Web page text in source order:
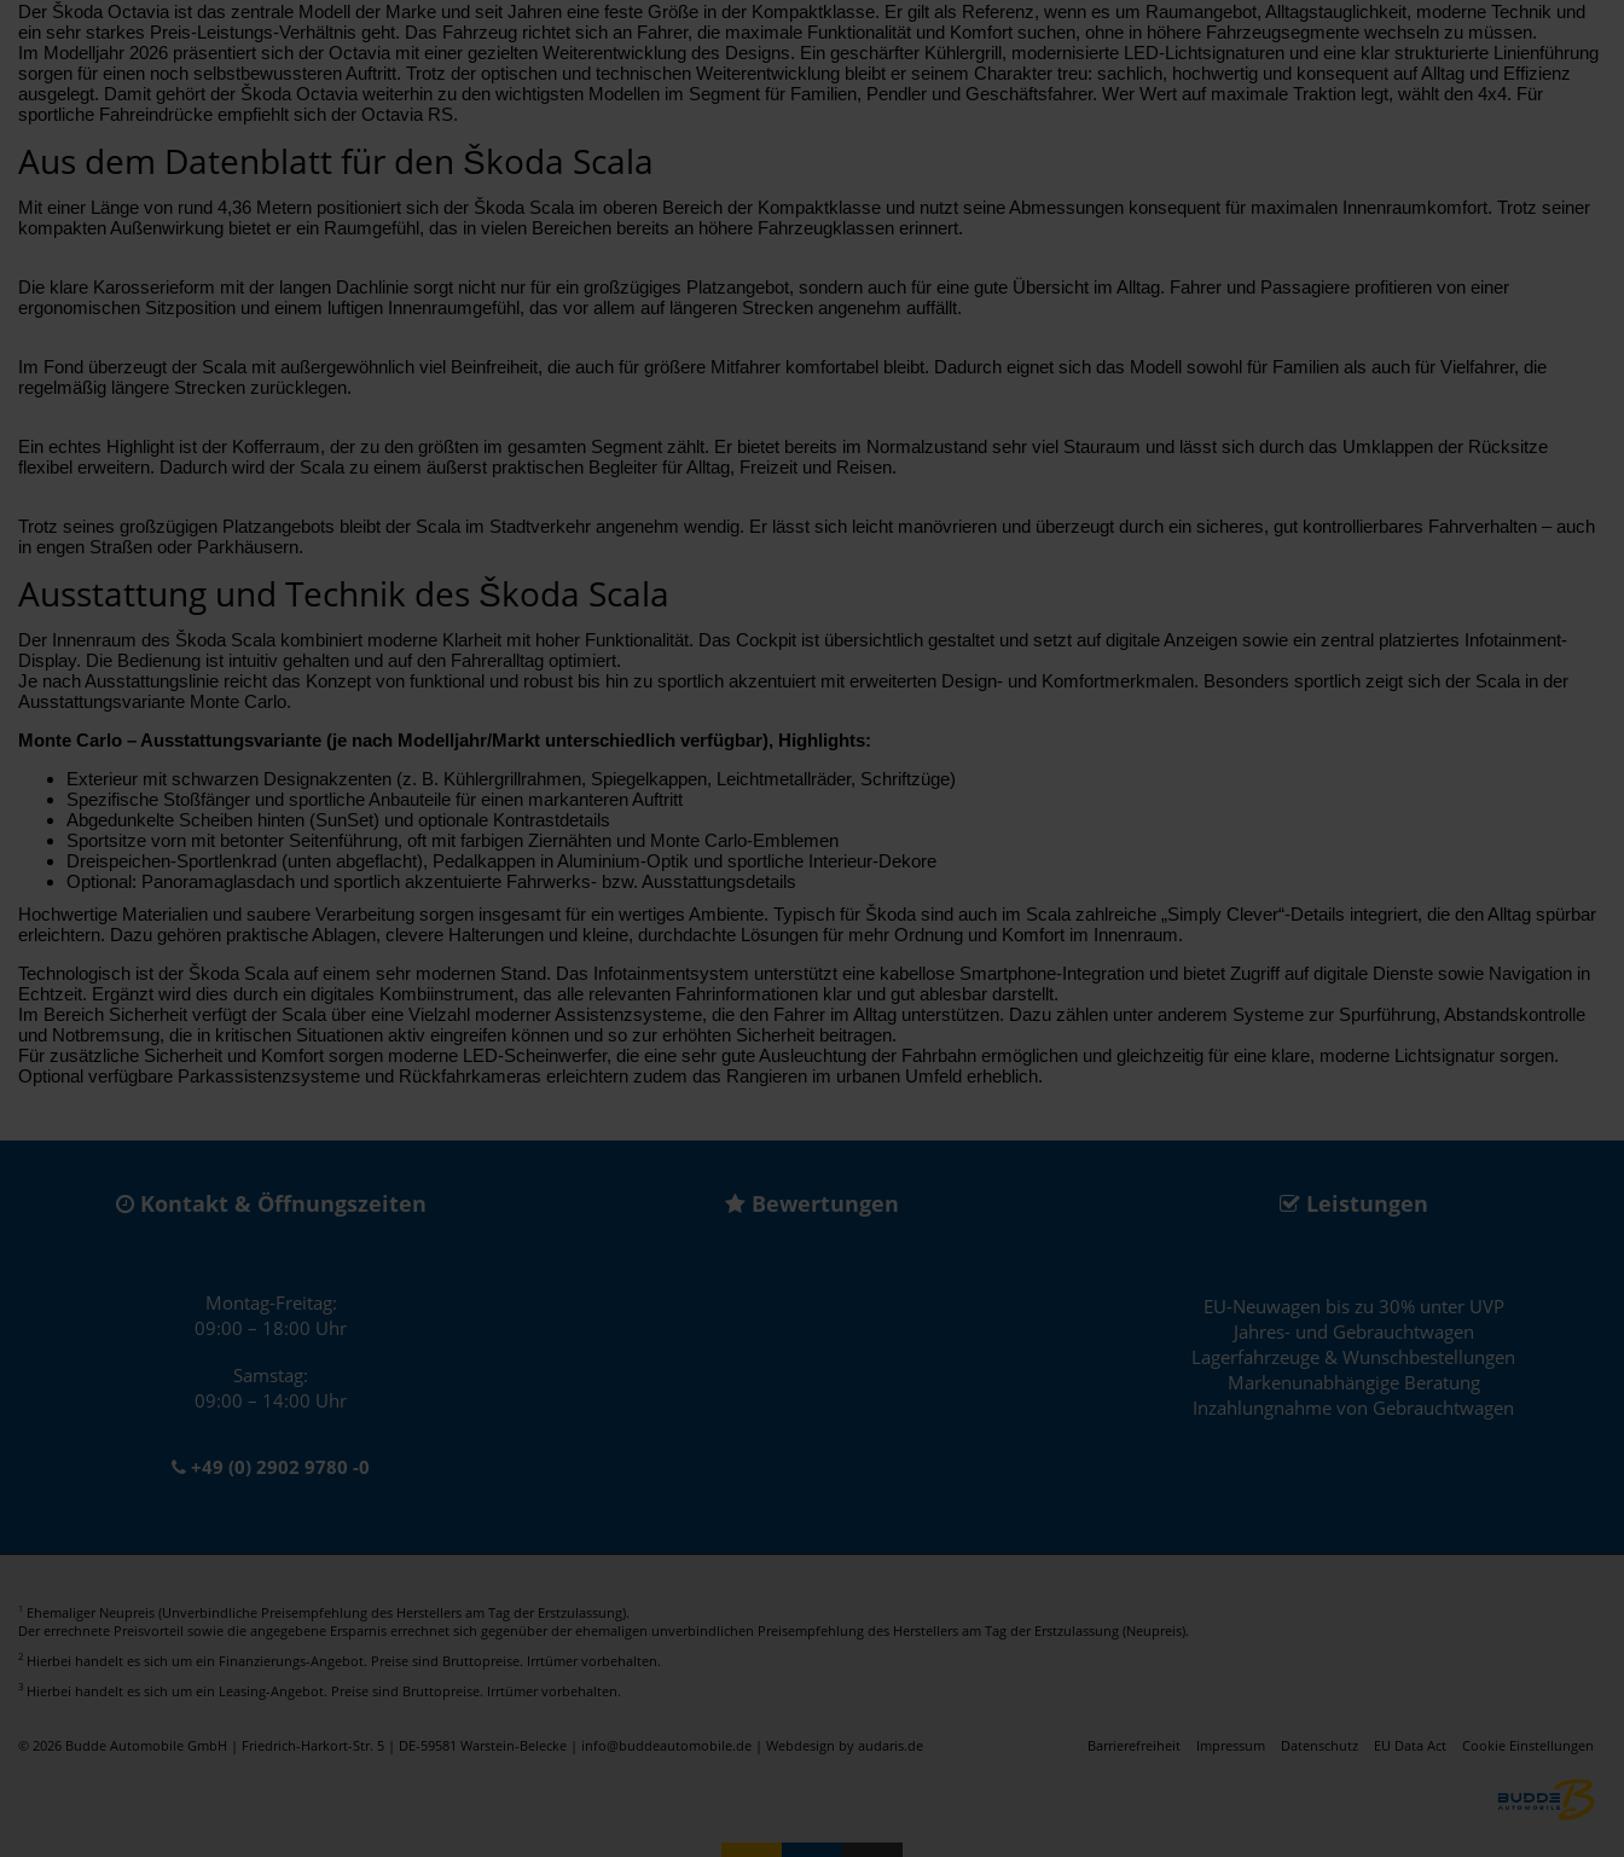
Der Škoda Octavia ist das zentrale Modell der Marke und seit Jahren eine feste Größe in der Kompaktklasse. Er gilt als Referenz, wenn es um Raumangebot, Alltagstauglichkeit, moderne Technik und
ein sehr starkes Preis-Leistungs-Verhältnis geht. Das Fahrzeug richtet sich an Fahrer, die maximale Funktionalität und Komfort suchen, ohne in höhere Fahrzeugsegmente wechseln zu müssen.
Im Modelljahr 2026 präsentiert sich der Octavia mit einer gezielten Weiterentwicklung des Designs. Ein geschärfter Kühlergrill, modernisierte LED-Lichtsignaturen und eine klar strukturierte Linienführung
sorgen für einen noch selbstbewussteren Auftritt. Trotz der optischen und technischen Weiterentwicklung bleibt er seinem Charakter treu: sachlich, hochwertig und konsequent auf Alltag und Effizienz
ausgelegt. Damit gehört der Škoda Octavia weiterhin zu den wichtigsten Modellen im Segment für Familien, Pendler und Geschäftsfahrer. Wer Wert auf maximale Traktion legt, wählt den 4x4. Für
sportliche Fahreindrücke empfiehlt sich der Octavia RS.
Aus dem Datenblatt für den Škoda Scala
Mit einer Länge von rund 4,36 Metern positioniert sich der Škoda Scala im oberen Bereich der Kompaktklasse und nutzt seine Abmessungen konsequent für maximalen Innenraumkomfort. Trotz seiner
kompakten Außenwirkung bietet er ein Raumgefühl, das in vielen Bereichen bereits an höhere Fahrzeugklassen erinnert.
Die klare Karosserieform mit der langen Dachlinie sorgt nicht nur für ein großzügiges Platzangebot, sondern auch für eine gute Übersicht im Alltag. Fahrer und Passagiere profitieren von einer
ergonomischen Sitzposition und einem luftigen Innenraumgefühl, das vor allem auf längeren Strecken angenehm auffällt.
Im Fond überzeugt der Scala mit außergewöhnlich viel Beinfreiheit, die auch für größere Mitfahrer komfortabel bleibt. Dadurch eignet sich das Modell sowohl für Familien als auch für Vielfahrer, die
regelmäßig längere Strecken zurücklegen.
Ein echtes Highlight ist der Kofferraum, der zu den größten im gesamten Segment zählt. Er bietet bereits im Normalzustand sehr viel Stauraum und lässt sich durch das Umklappen der Rücksitze
flexibel erweitern. Dadurch wird der Scala zu einem äußerst praktischen Begleiter für Alltag, Freizeit und Reisen.
Trotz seines großzügigen Platzangebots bleibt der Scala im Stadtverkehr angenehm wendig. Er lässt sich leicht manövrieren und überzeugt durch ein sicheres, gut kontrollierbares Fahrverhalten – auch
in engen Straßen oder Parkhäusern.
Ausstattung und Technik des Škoda Scala
Der Innenraum des Škoda Scala kombiniert moderne Klarheit mit hoher Funktionalität. Das Cockpit ist übersichtlich gestaltet und setzt auf digitale Anzeigen sowie ein zentral platziertes Infotainment-
Display. Die Bedienung ist intuitiv gehalten und auf den Fahreralltag optimiert.
Je nach Ausstattungslinie reicht das Konzept von funktional und robust bis hin zu sportlich akzentuiert mit erweiterten Design- und Komfortmerkmalen. Besonders sportlich zeigt sich der Scala in der
Ausstattungsvariante Monte Carlo.
Monte Carlo – Ausstattungsvariante (je nach Modelljahr/Markt unterschiedlich verfügbar), Highlights:
Exterieur mit schwarzen Designakzenten (z. B. Kühlergrillrahmen, Spiegelkappen, Leichtmetallräder, Schriftzüge)
Spezifische Stoßfänger und sportliche Anbauteile für einen markanteren Auftritt
Abgedunkelte Scheiben hinten (SunSet) und optionale Kontrastdetails
Sportsitze vorn mit betonter Seitenführung, oft mit farbigen Ziernähten und Monte Carlo-Emblemen
Dreispeichen-Sportlenkrad (unten abgeflacht), Pedalkappen in Aluminium-Optik und sportliche Interieur-Dekore
Optional: Panoramaglasdach und sportlich akzentuierte Fahrwerks- bzw. Ausstattungsdetails
Hochwertige Materialien und saubere Verarbeitung sorgen insgesamt für ein wertiges Ambiente. Typisch für Škoda sind auch im Scala zahlreiche „Simply Clever“-Details integriert, die den Alltag spürbar
erleichtern. Dazu gehören praktische Ablagen, clevere Halterungen und kleine, durchdachte Lösungen für mehr Ordnung und Komfort im Innenraum.
Technologisch ist der Škoda Scala auf einem sehr modernen Stand. Das Infotainmentsystem unterstützt eine kabellose Smartphone-Integration und bietet Zugriff auf digitale Dienste sowie Navigation in
Echtzeit. Ergänzt wird dies durch ein digitales Kombiinstrument, das alle relevanten Fahrinformationen klar und gut ablesbar darstellt.
Im Bereich Sicherheit verfügt der Scala über eine Vielzahl moderner Assistenzsysteme, die den Fahrer im Alltag unterstützen. Dazu zählen unter anderem Systeme zur Spurführung, Abstandskontrolle
und Notbremsung, die in kritischen Situationen aktiv eingreifen können und so zur erhöhten Sicherheit beitragen.
Für zusätzliche Sicherheit und Komfort sorgen moderne LED-Scheinwerfer, die eine sehr gute Ausleuchtung der Fahrbahn ermöglichen und gleichzeitig für eine klare, moderne Lichtsignatur sorgen.
Optional verfügbare Parkassistenzsysteme und Rückfahrkameras erleichtern zudem das Rangieren im urbanen Umfeld erheblich.
Kontakt & Öffnungszeiten
Montag-Freitag:
09:00 – 18:00 Uhr
Samstag:
09:00 – 14:00 Uhr
+49 (0) 2902 9780 -0
Bewertungen Leistungen
EU-Neuwagen bis zu 30% unter UVP
Jahres- und Gebrauchtwagen
Lagerfahrzeuge & Wunschbestellungen
Markenunabhängige Beratung
Inzahlungnahme von Gebrauchtwagen
1
Ehemaliger Neupreis (Unverbindliche Preisempfehlung des Herstellers am Tag der Erstzulassung).
Der errechnete Preisvorteil sowie die angegebene Ersparnis errechnet sich gegenüber der ehemaligen unverbindlichen Preisempfehlung des Herstellers am Tag der Erstzulassung (Neupreis).
2 Hierbei handelt es sich um ein Finanzierungs-Angebot. Preise sind Bruttopreise. Irrtümer vorbehalten.
3 Hierbei handelt es sich um ein Leasing-Angebot. Preise sind Bruttopreise. Irrtümer vorbehalten.
Barrierefreiheit Impressum Datenschutz EU Data Act Cookie Einstellungen
© 2026 Budde Automobile GmbH | Friedrich-Harkort-Str. 5 | DE-59581 Warstein-Belecke | info@buddeautomobile.de | Webdesign by audaris.de